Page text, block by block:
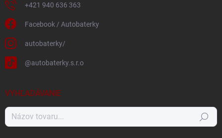
+421 940 636 363
Facebook / Autobaterky
autobaterky/
@autobaterky.s.r.o
VYHĽADÁVANIE
Hľadať